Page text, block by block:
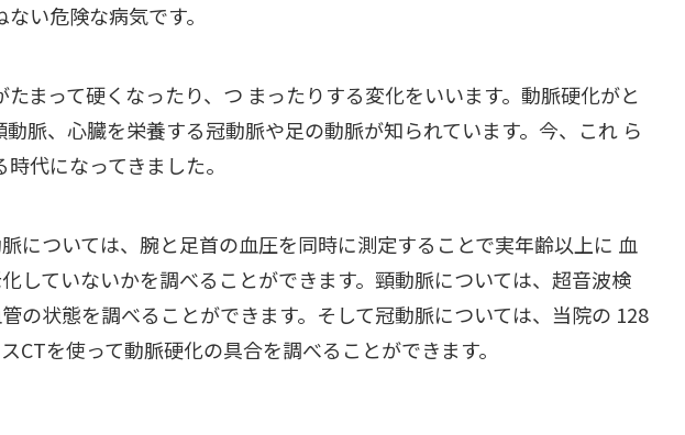
い危険な病気です。
まって硬くなったり、つ まったりする変化をいいます。動脈硬化がと
脈、心臓を栄養する冠動脈や足の動脈が知られています。今、これ ら
代になってきました。
については、腕と足首の血圧を同時に測定することで実年齢以上に 血
していないかを調べることができます。頸動脈については、超音波検
の状態を調べることができます。そして冠動脈については、当院の 128
CTを使って動脈硬化の具合を調べることができます。